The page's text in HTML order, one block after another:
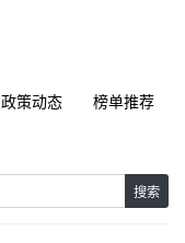
政策动态
榜单推荐
搜索